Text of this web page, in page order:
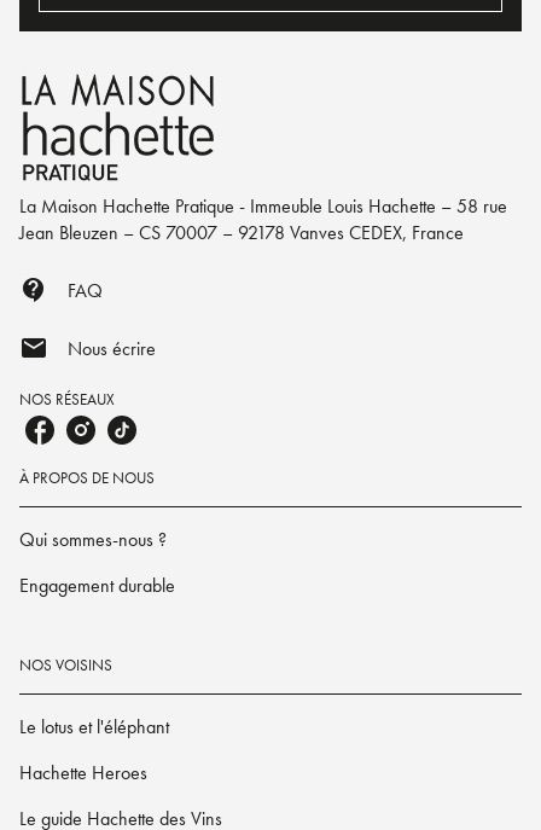
La Maison Hachette Pratique - Immeuble Louis Hachette – 58 rue
Jean Bleuzen – CS 70007 – 92178 Vanves CEDEX, France
contact_support FAQ
mail Nous écrire
NOS RÉSEAUX
À PROPOS DE NOUS
Qui sommes-nous ?
Engagement durable
NOS VOISINS
Le lotus et l'éléphant
Hachette Heroes
Le guide Hachette des Vins